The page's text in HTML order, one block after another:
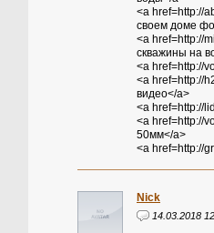
<a href=http://
своем доме
<a href=http://
скважины на
<a href=http://
<a href=http://
видео</a>
<a href=http://
<a href=http://
50мм</a>
<a href=http://
Nick
14.03.2018